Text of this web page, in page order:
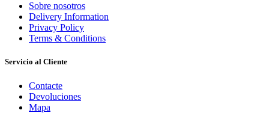
Sobre nosotros
Delivery Information
Privacy Policy
Terms & Conditions
Servicio al Cliente
Contacte
Devoluciones
Mapa